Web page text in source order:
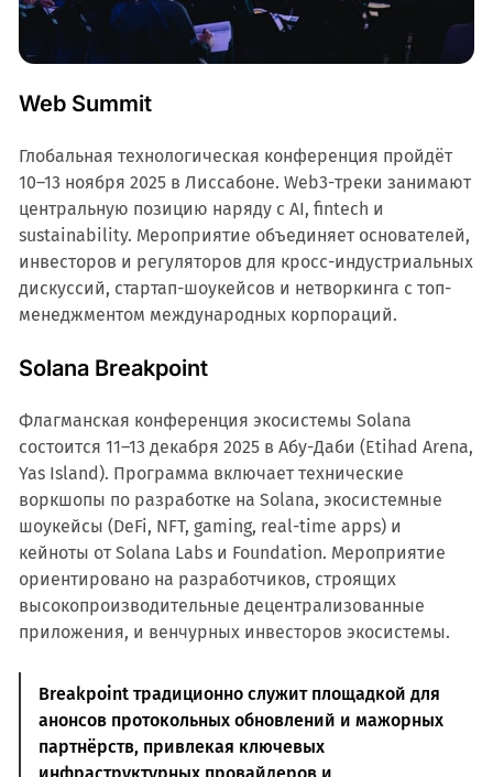
Web Summit
Глобальная технологическая конференция пройдёт
10–13 ноября 2025 в Лиссабоне. Web3-треки занимают
центральную позицию наряду с AI, fintech и
sustainability. Мероприятие объединяет основателей,
инвесторов и регуляторов для кросс-индустриальных
дискуссий, стартап-шоукейсов и нетворкинга с топ-
менеджментом международных корпораций.
Solana Breakpoint
Флагманская конференция экосистемы Solana
состоится 11–13 декабря 2025 в Абу-Даби (Etihad Arena,
Yas Island). Программа включает технические
воркшопы по разработке на Solana, экосистемные
шоукейсы (DeFi, NFT, gaming, real-time apps) и
кейноты от Solana Labs и Foundation. Мероприятие
ориентировано на разработчиков, строящих
высокопроизводительные децентрализованные
приложения, и венчурных инвесторов экосистемы.
Breakpoint традиционно служит площадкой для
анонсов протокольных обновлений и мажорных
партнёрств, привлекая ключевых